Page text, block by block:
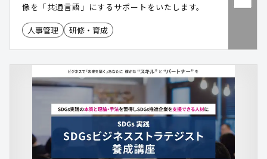
像を「共通言語」にするサポートをいたします。
人事管理 研修・育成